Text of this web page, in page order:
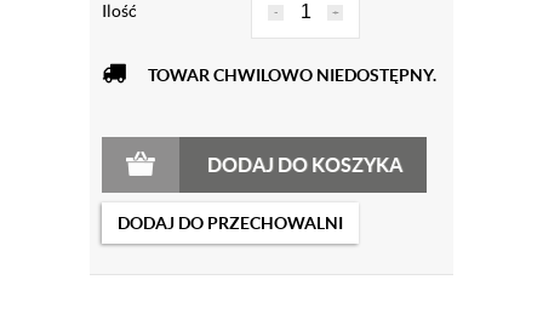
Ilość - +
TOWAR CHWILOWO NIEDOSTĘPNY.
DODAJ DO KOSZYKA
DODAJ DO PRZECHOWALNI